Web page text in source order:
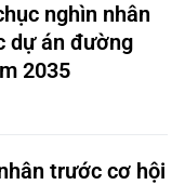
nghìn nhân
dự án đường
2035
trước cơ hội